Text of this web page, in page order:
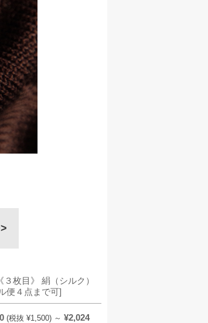
枚目》 絹（シルク）
便４点まで可]
(税抜 ¥1,500) ～ ¥2,024